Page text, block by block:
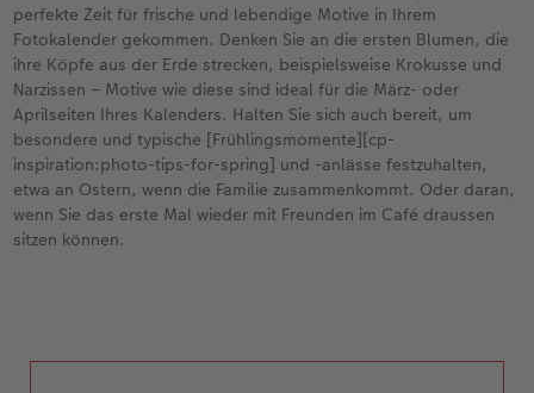
perfekte Zeit für frische und lebendige Motive in Ihrem
Fotokalender gekommen. Denken Sie an die ersten Blumen, die
ihre Köpfe aus der Erde strecken, beispielsweise Krokusse und
Narzissen – Motive wie diese sind ideal für die März- oder
Aprilseiten Ihres Kalenders. Halten Sie sich auch bereit, um
besondere und typische [Frühlingsmomente][cp-
inspiration:photo-tips-for-spring] und -anlässe festzuhalten,
etwa an Ostern, wenn die Familie zusammenkommt. Oder daran,
wenn Sie das erste Mal wieder mit Freunden im Café draussen
sitzen können.